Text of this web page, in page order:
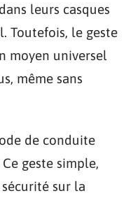
leurs casques
Toutefois, le geste
moyen universel
même sans
de conduite
geste simple,
sur la